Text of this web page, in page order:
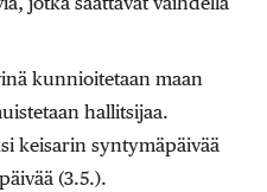
kunnioitetaan maan
hallitsijaa.
keisarin syntymäpäivää
(3.5.).